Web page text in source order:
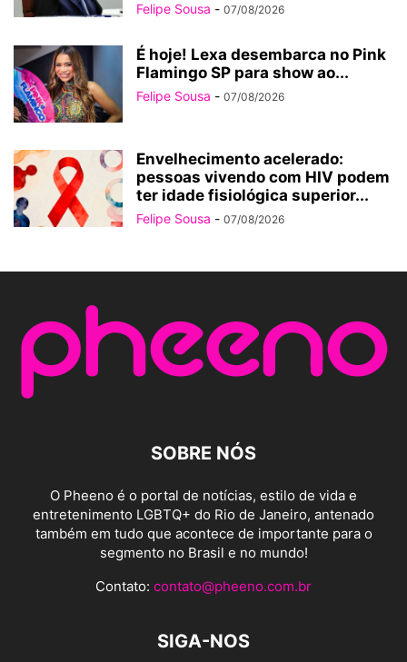
Felipe Sousa - 07/08/2026
É hoje! Lexa desembarca no Pink
Flamingo SP para show ao...
Felipe Sousa - 07/08/2026
Envelhecimento acelerado:
pessoas vivendo com HIV podem
ter idade fisiológica superior...
Felipe Sousa - 07/08/2026
SOBRE NÓS
O Pheeno é o portal de notícias, estilo de vida e
entretenimento LGBTQ+ do Rio de Janeiro, antenado
também em tudo que acontece de importante para o
segmento no Brasil e no mundo!
Contato: contato@pheeno.com.br
SIGA-NOS